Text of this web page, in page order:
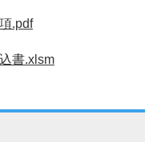
.pdf
書.xlsm